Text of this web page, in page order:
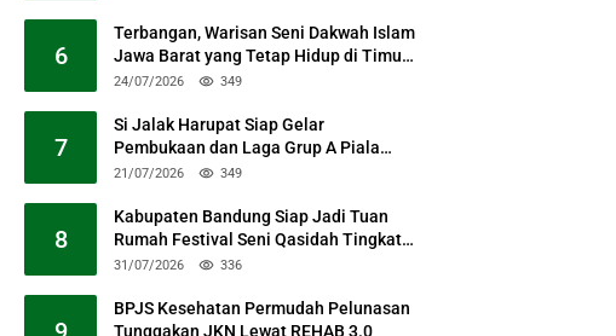
6
Terbangan, Warisan Seni Dakwah Islam
Jawa Barat yang Tetap Hidup di Timur
Kabupaten Bandung
24/07/2026 349
7
Si Jalak Harupat Siap Gelar
Pembukaan dan Laga Grup A Piala
Presiden 2026 Sabtu Mendatang
21/07/2026 349
8
Kabupaten Bandung Siap Jadi Tuan
Rumah Festival Seni Qasidah Tingkat
Nasional
31/07/2026 336
BPJS Kesehatan Permudah Pelunasan
Tunggakan JKN Lewat REHAB 3.0